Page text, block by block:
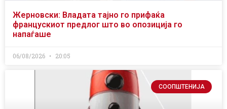
Жерновски: Владата тајно го прифаќа
францускиот предлог што во опозиција го
напаѓаше
06/08/2026 20:05
СООПШТЕНИЈА